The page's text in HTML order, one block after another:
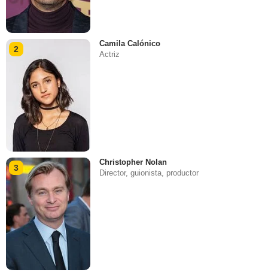
2
Camila Calónico
Actriz
3
Christopher Nolan
Director, guionista, productor